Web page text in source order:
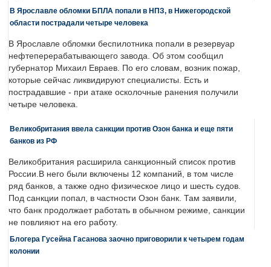
В Ярославле обломки БПЛА попали в НПЗ, в Нижегородской
области пострадали четыре человека
В Ярославле обломки беспилотника попали в резервуар
нефтеперерабатывающего завода. Об этом сообщил
губернатор Михаил Евраев. По его словам, возник пожар,
которые сейчас ликвидируют специалисты. Есть и
пострадавшие - при атаке осколочные ранения получили
четыре человека.
Великобритания ввела санкции против Озон банка и еще пяти
банков из РФ
Великобритания расширила санкционный список против
России.В него были включены 12 компаний, в том числе
ряд банков, а также одно физическое лицо и шесть судов.
Под санкции попал, в частности Озон банк. Там заявили,
что банк продолжает работать в обычном режиме, санкции
не повлияют на его работу.
Блогера Гусейна Гасанова заочно приговорили к четырем годам
колонии